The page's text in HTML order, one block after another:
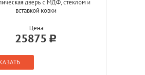
дверь с МДФ, стеклом и
вставкой ковки
Цена
25875